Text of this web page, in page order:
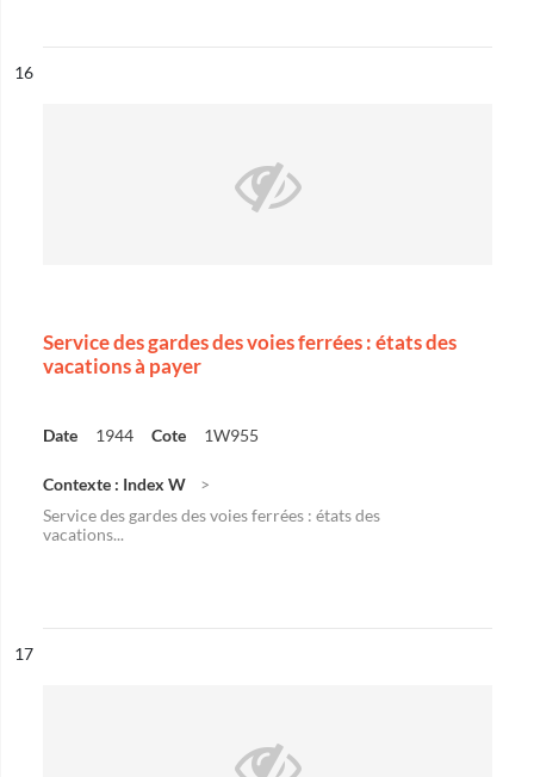
n°
16
Service des gardes des voies ferrées : états des
vacations à payer
Date 1944 Cote 1W955
Contexte : Index W
Service des gardes des voies ferrées : états des
vacations...
n°
17